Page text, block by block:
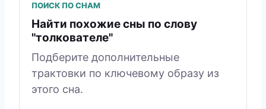
ПОИСК ПО СНАМ
Найти похожие сны по слову
"толкователе"
Подберите дополнительные
трактовки по ключевому образу из
этого сна.